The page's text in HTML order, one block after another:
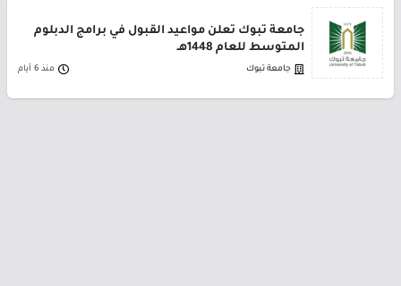
جامعة تبوك تعلن مواعيد القبول في برامج الدبلوم
المتوسط للعام 1448هـ
جامعة تبوك منذ 6 أيام